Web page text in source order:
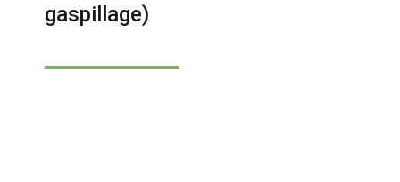
gaspillage)